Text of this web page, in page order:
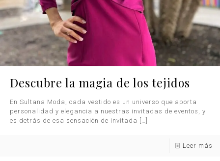
Descubre la magia de los tejidos
En Sultana Moda, cada vestido es un universo que aporta
personalidad y elegancia a nuestras invitadas de eventos, y
es detrás de esa sensación de invitada
[…]
Leer más